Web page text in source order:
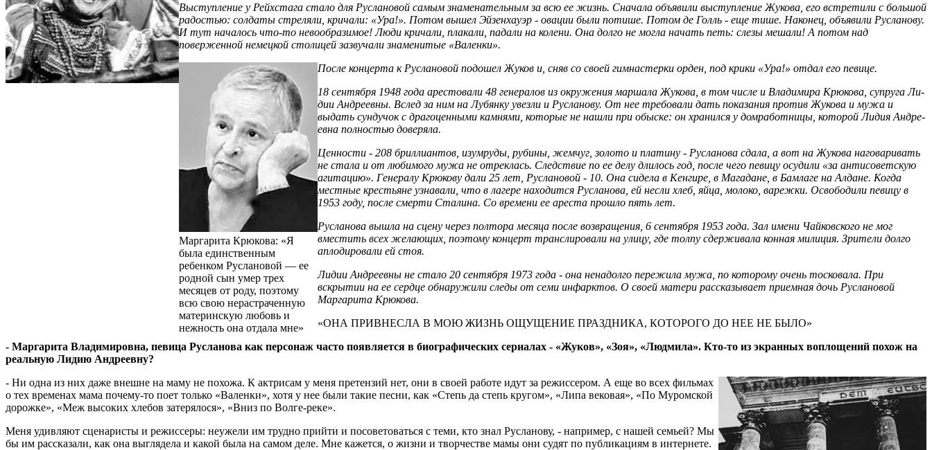
Выступление у Рейхстага ста­ло для Руслановой самым знаменательным за всю ее жизнь. Сначала объявили выступление Жукова, его встретили с большой
радостью: солдаты стреляли, кричали: «Ура!». Потом вышел Эйзенхауэр - овации были потише. Потом де Голль - еще тише. Наконец, объявили Русланову.
И тут началось что-то невообразимое! Люди кричали, плакали, падали на колени. Она долго не могла начать петь: слезы мешали! А потом над
поверженной немецкой столицей зазвучали знаменитые «Валенки».
Маргарита Крюкова: «Я
была единственным
ребенком Руслановой — ее
родной сын умер трех
месяцев от роду, поэтому
всю свою нерастраченную
материнскую любовь и
нежность она отдала мне»
После концерта к Руслановой подошел Жуков и, сняв со своей гимнастерки орден, под крики «Ура!» отдал его певице.
18 сентября 1948 года арестовали 48 генералов из окружения маршала Жукова, в том числе и Владимира Крюкова, супруга Ли­
дии Ан­дре­ев­ны. Вслед за ним на Лубянку увезли и Русланову. От нее требовали дать показания против Жукова и мужа и
выдать сундучок с драгоценными камнями, которые не нашли при обыске: он хранился у дом­ра­бот­ницы, которой Ли­дия Ан­дре­
ев­на полностью доверяла.
Ценности - 208 бриллиантов, изумруды, рубины, жемчуг, золото и платину - Ру­сла­но­ва сдала, а вот на Жукова наговаривать
не стала и от любимого мужа не отреклась. Следствие по ее делу длилось год, после чего певицу осудили «за антисоветскую
агитацию». Генералу Крюкову дали 25 лет, Руслановой - 10. Она сидела в Кенгире, в Магадане, в Бамлаге на Алдане. Когда
местные крестьяне узнавали, что в лагере находится Русланова, ей несли хлеб, яйца, молоко, варежки. Освободили певицу в
1953 году, после смерти Сталина. Со времени ее ареста прошло пять лет.
Русланова вышла на сцену через полтора месяца после возвращения, 6 сентября 1953 года. Зал имени Чайковского не мог
вместить всех желающих, поэтому концерт транслировали на улицу, где толпу сдерживала конная милиция. Зрители долго
аплодировали ей стоя.
Лидии Андреевны не стало 20 сентября 1973 года - она ненадолго пережила мужа, по которому очень тосковала. При
вскрытии на ее сердце обнаружили следы от семи инфарктов. О своей матери рассказывает приемная дочь Руслановой
Маргарита Крюкова.
«ОНА ПРИВНЕСЛА В МОЮ ЖИЗНЬ ОЩУЩЕНИЕ ПРАЗДНИКА, КОТОРОГО ДО НЕЕ НЕ БЫЛО»
- Маргарита Владимировна, певица Русланова как персонаж часто появляется в биографических сериалах - «Жуков», «Зоя», «Людмила». Кто-то из экранных воплощений похож на
реальную Лидию Андреевну?
- Ни одна из них даже внешне на маму не похожа. К актрисам у меня претензий нет, они в своей работе идут за режиссером. А еще во всех фильмах
о тех временах мама почему-то поет только «Валенки», хотя у нее были такие песни, как «Степь да степь кругом», «Липа вековая», «По Муромской
дорож­ке», «Меж высоких хлебов затерялося», «Вниз по Волге-реке».
Меня удивляют сценаристы и режиссеры: неужели им трудно прийти и посоветоваться с теми, кто знал Русланову, - например, с нашей семьей? Мы
бы им рассказали, как она выглядела и какой была на самом деле. Мне кажется, о жизни и творчестве мамы они судят по публикациям в интернете.